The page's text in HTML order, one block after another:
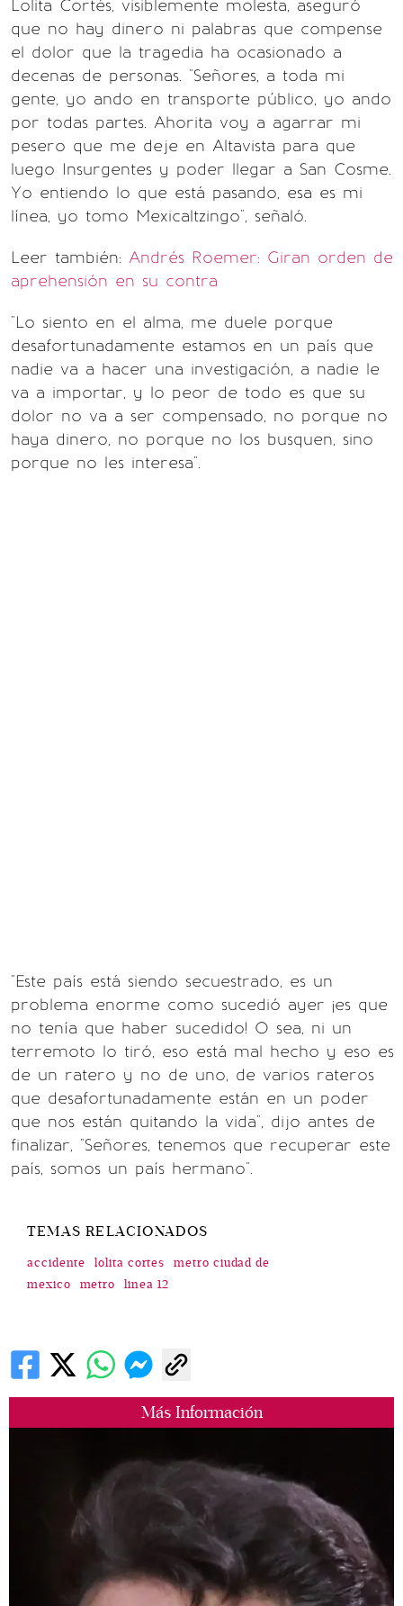
Más Información
Lolita Cortés, visiblemente molesta, aseguró
que no hay dinero ni palabras que compense
el dolor que la tragedia ha ocasionado a
decenas de personas. "Señores, a toda mi
gente, yo ando en transporte público, yo ando
por todas partes. Ahorita voy a agarrar mi
pesero que me deje en Altavista para que
luego Insurgentes y poder llegar a San Cosme.
Yo entiendo lo que está pasando, esa es mi
línea, yo tomo Mexicaltzingo", señaló.
Leer también: Andrés Roemer: Giran orden de
aprehensión en su contra
"Lo siento en el alma, me duele porque
desafortunadamente estamos en un país que
nadie va a hacer una investigación, a nadie le
va a importar, y lo peor de todo es que su
dolor no va a ser compensado, no porque no
haya dinero, no porque no los busquen, sino
porque no les interesa".
"Este país está siendo secuestrado, es un
problema enorme como sucedió ayer ¡es que
no tenía que haber sucedido! O sea, ni un
terremoto lo tiró, eso está mal hecho y eso es
de un ratero y no de uno, de varios rateros
que desafortunadamente están en un poder
que nos están quitando la vida", dijo antes de
finalizar, "Señores, tenemos que recuperar este
país, somos un país hermano".
TEMAS RELACIONADOS
accidente lolita cortes
metro ciudad de
mexico
metro linea 12